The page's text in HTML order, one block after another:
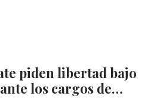
piden libertad bajo
los cargos de…